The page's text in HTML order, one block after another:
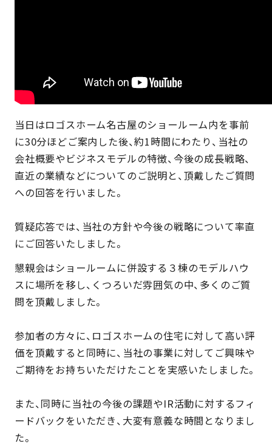
当日はロゴスホーム名古屋のショールーム内を事前
に30分ほどご案内した後、約1時間にわたり、当社の
会社概要やビジネスモデルの特徴、今後の成長戦略、
直近の業績などについてのご説明と、頂戴したご質問
への回答を行いました。
質疑応答では、当社の方針や今後の戦略について率直
にご回答いたしました。
懇親会はショールームに併設する３棟のモデルハウ
スに場所を移し、くつろいだ雰囲気の中、多くのご質
問を頂戴しました。
参加者の方々に、ロゴスホームの住宅に対して高い評
価を頂戴すると同時に、当社の事業に対してご興味や
ご期待をお持ちいただけたことを実感いたしました。
また、同時に当社の今後の課題やIR活動に対するフィ
ードバックをいただき、大変有意義な時間となりまし
た。